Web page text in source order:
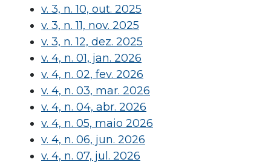
v. 3, n. 10, out. 2025
v. 3, n. 11, nov. 2025
v. 3, n. 12, dez. 2025
v. 4, n. 01, jan. 2026
v. 4, n. 02, fev. 2026
v. 4, n. 03, mar. 2026
v. 4, n. 04, abr. 2026
v. 4, n. 05, maio 2026
v. 4, n. 06, jun. 2026
v. 4, n. 07, jul. 2026